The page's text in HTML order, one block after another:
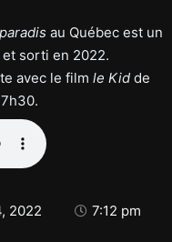
au Québec est un
sorti en 2022.
avec le film le Kid de
2022 7:12 pm